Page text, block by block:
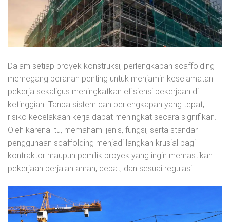
Dalam setiap proyek konstruksi, perlengkapan scaffolding
memegang peranan penting untuk menjamin keselamatan
pekerja sekaligus meningkatkan efisiensi pekerjaan di
ketinggian. Tanpa sistem dan perlengkapan yang tepat,
risiko kecelakaan kerja dapat meningkat secara signifikan.
Oleh karena itu, memahami jenis, fungsi, serta standar
penggunaan scaffolding menjadi langkah krusial bagi
kontraktor maupun pemilik proyek yang ingin memastikan
pekerjaan berjalan aman, cepat, dan sesuai regulasi.